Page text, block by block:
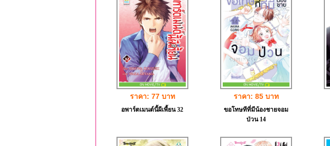
ราคา: 77 บาท
อพาร์ตเมนต์นี้ผีเพี้ยน 32
ราคา: 85 บาท
ขอโทษทีที่มีน้องชายจอม
ป่วน 14